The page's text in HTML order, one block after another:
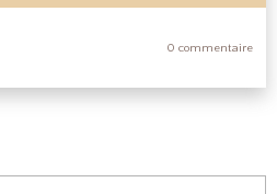
0 commentaire